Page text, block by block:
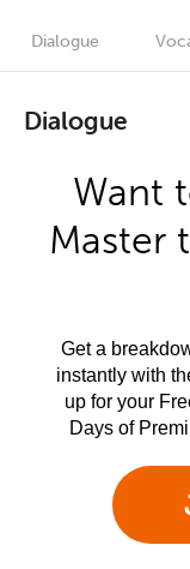
Dialogue
Dialogue
Want
Master
Get a
instantly with
up for your
Days of